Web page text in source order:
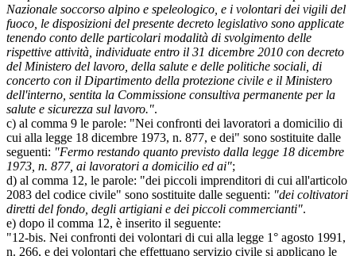
Nazionale soccorso alpino e speleologico, e i volontari dei vigili del
fuoco, le disposizioni del presente decreto legislativo sono applicate
tenendo conto delle particolari modalità di svolgimento delle
rispettive attività, individuate entro il 31 dicembre 2010 con decreto
del Ministero del lavoro, della salute e delle politiche sociali, di
concerto con il Dipartimento della protezione civile e il Ministero
dell'interno, sentita la Commissione consultiva permanente per la
salute e sicurezza sul lavoro.".
c) al comma 9 le parole: "Nei confronti dei lavoratori a domicilio di
cui alla legge 18 dicembre 1973, n. 877, e dei" sono sostituite dalle
seguenti: "Fermo restando quanto previsto dalla legge 18 dicembre
1973, n. 877, ai lavoratori a domicilio ed ai";
d) al comma 12, le parole: "dei piccoli imprenditori di cui all'articolo
2083 del codice civile" sono sostituite dalle seguenti: "dei coltivatori
diretti del fondo, degli artigiani e dei piccoli commercianti".
e) dopo il comma 12, è inserito il seguente:
"12-bis. Nei confronti dei volontari di cui alla legge 1° agosto 1991,
n. 266, e dei volontari che effettuano servizio civile si applicano le